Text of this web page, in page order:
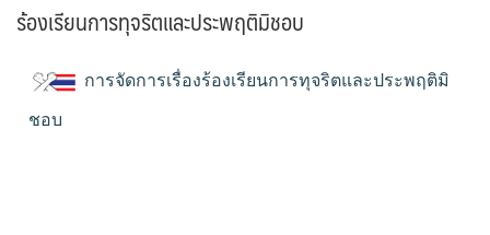
ร้องเรียนการทุจริตและประพฤติมิชอบ
การจัดการเรื่องร้องเรียนการทุจริตและประพฤติมิ
ชอบ